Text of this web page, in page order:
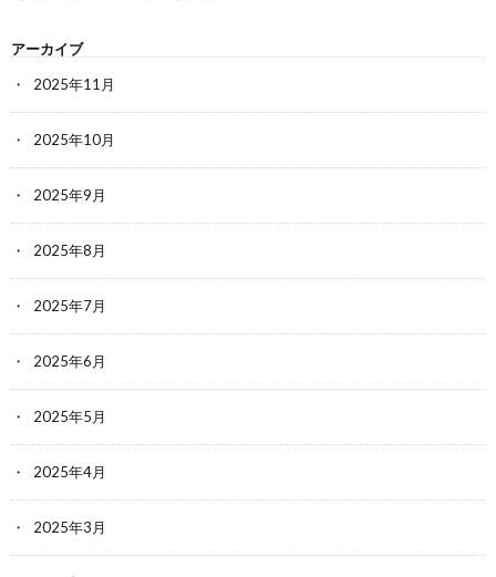
アーカイブ
2025年11月
2025年10月
2025年9月
2025年8月
2025年7月
2025年6月
2025年5月
2025年4月
2025年3月